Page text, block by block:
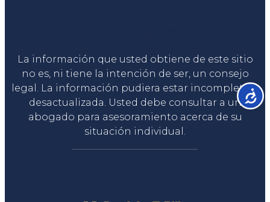
La información que usted obtiene de este sitio
no es, ni tiene la intención de ser, un consejo
legal. La información pudiera estar incompleta o
desactualizada. Usted debe consultar a un
abogado para asesoramiento acerca de su
situación individual.